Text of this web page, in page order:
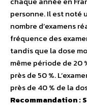
personne. Il est noté
nombre d’examens
fréquence des
tandis que la dose
même période de 20
près de 50 %.
près de 40 % de la
Recommandation :